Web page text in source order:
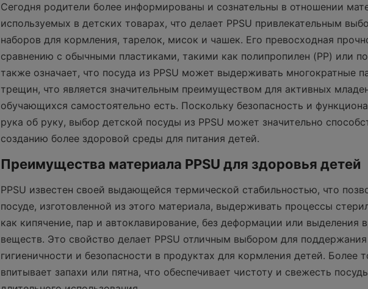
Сегодня родители более информированы и сознательны в отношении
используемых в детских товарах, что делает PPSU привлекательным
наборов для кормления, тарелок, мисок и чашек. Его превосходная
сравнению с обычными пластиками, такими как полипропилен (PP) или
также означает, что посуда из PPSU может выдерживать многократные
трещин, что является значительным преимуществом для активных
обучающихся самостоятельно есть. Поскольку безопасность и
рука об руку, выбор детской посуды из PPSU может значительно
созданию более здоровой среды для питания детей.
Преимущества материала PPSU для здоровья детей
PPSU известен своей выдающейся термической стабильностью, что
посуде, изготовленной из этого материала, выдерживать процессы
как кипячение, пар и автоклавирование, без деформации или выделения
веществ. Это свойство делает PPSU отличным выбором для поддержания
гигиеничности и безопасности в продуктах для кормления детей. Более
впитывает запахи или пятна, что обеспечивает чистоту и свежесть